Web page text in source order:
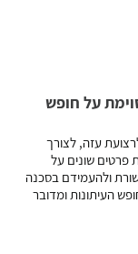
על חופש
עזה, לצורך
פרטים שונים על
ולהעמידם בסכנה
העיתונות ומדובר